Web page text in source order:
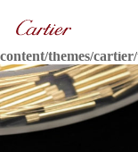
Warning: extract()
/www/wwwroot/seo/
content/themes/